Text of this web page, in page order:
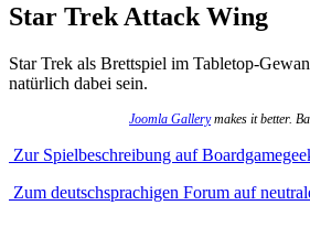
Star Trek Attack Wing
Star Trek als Brettspiel im Tabletop-
natürlich dabei sein.
Joomla Gallerymakes it better.
Zur Spielbeschreibung auf
Zum deutschsprachigen Forum auf